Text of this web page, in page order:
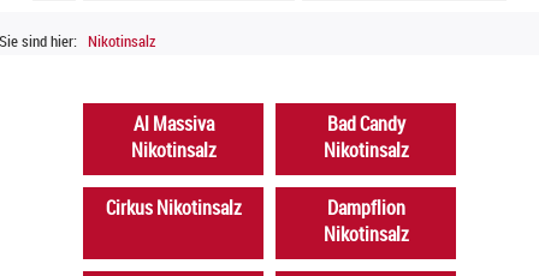
Sie sind hier: Nikotinsalz
Al Massiva
Nikotinsalz
Bad Candy
Nikotinsalz
Cirkus Nikotinsalz
Dampflion
Nikotinsalz